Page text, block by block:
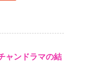
ャンドラマの結